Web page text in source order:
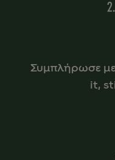
Συμπλήρωσε
it,